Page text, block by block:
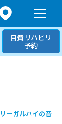
自費リハビリ
予約
リーガルハイの音